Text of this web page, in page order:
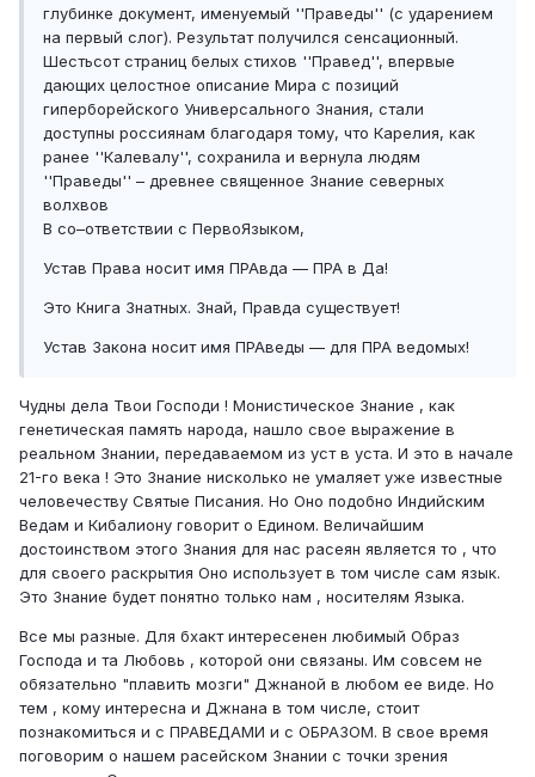
глубинке документ, именуемый ''Праведы'' (с ударением
на первый слог). Результат получился сенсационный.
Шестьсот страниц белых стихов ''Правед'', впервые
дающих целостное описание Мира с позиций
гиперборейского Универсального Знания, стали
доступны россиянам благодаря тому, что Карелия, как
ранее ''Калевалу'', сохранила и вернула людям
''Праведы'' – древнее священное Знание северных
волхвов
В со–ответствии с ПервоЯзыком,
Устав Права носит имя ПРАвда — ПРА в Да!
Это Книга Знатных. Знай, Правда существует!
Устав Закона носит имя ПРАведы — для ПРА ведомых!
Чудны дела Твои Господи ! Монистическое Знание , как
генетическая память народа, нашло свое выражение в
реальном Знании, передаваемом из уст в уста. И это в начале
21-го века ! Это Знание нисколько не умаляет уже известные
человечеству Святые Писания. Но Оно подобно Индийским
Ведам и Кибалиону говорит о Едином. Величайшим
достоинством этого Знания для нас расеян является то , что
для своего раскрытия Оно использует в том числе сам язык.
Это Знание будет понятно только нам , носителям Языка.
Все мы разные. Для бхакт интересенен любимый Образ
Господа и та Любовь , которой они связаны. Им совсем не
обязательно "плавить мозги" Джнаной в любом ее виде. Но
тем , кому интересна и Джнана в том числе, стоит
познакомиться и с ПРАВЕДАМИ и с ОБРАЗОМ. В свое время
поговорим о нашем расейском Знании с точки зрения